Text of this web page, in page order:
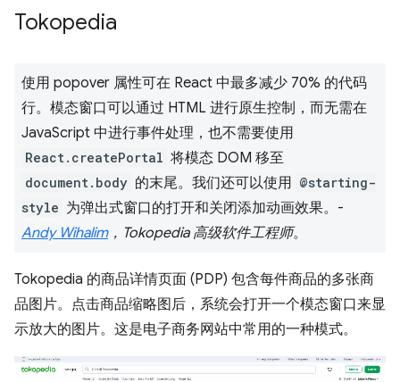
Tokopedia
使用 popover 属性可在 React 中最多减少 70% 的代码
行。模态窗口可以通过 HTML 进行原生控制，而无需在
JavaScript 中进行事件处理，也不需要使用
React.createPortal 将模态 DOM 移至
document.body 的末尾。我们还可以使用 @starting-
style 为弹出式窗口的打开和关闭添加动画效果。-
Andy Wihalim，Tokopedia 高级软件工程师。
Tokopedia 的商品详情页面 (PDP) 包含每件商品的多张商
品图片。点击商品缩略图后，系统会打开一个模态窗口来显
示放大的图片。这是电子商务网站中常用的一种模式。